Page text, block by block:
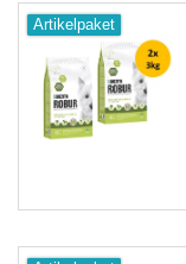
Artikelpaket